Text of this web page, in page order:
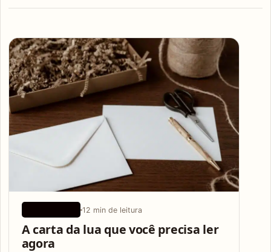
Articles
12 min de leitura
A carta da lua que você precisa ler
agora